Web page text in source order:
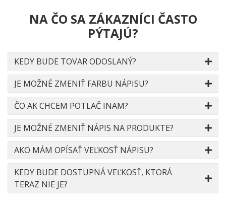
NA ČO SA ZÁKAZNÍCI ČASTO
PÝTAJÚ?
KEDY BUDE TOVAR ODOSLANÝ?
JE MOŽNÉ ZMENIŤ FARBU NÁPISU?
ČO AK CHCEM POTLAČ INAM?
JE MOŽNÉ ZMENIŤ NÁPIS NA PRODUKTE?
AKO MÁM OPÍSAŤ VEĽKOSŤ NÁPISU?
KEDY BUDE DOSTUPNÁ VEĽKOSŤ, KTORÁ
TERAZ NIE JE?